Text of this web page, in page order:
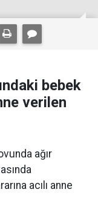
bebek
verilen
ağır
acılı anne